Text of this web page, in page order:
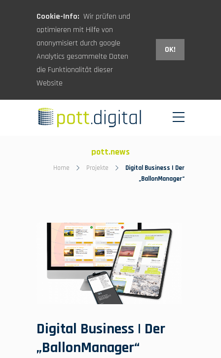
Cookie-Info: Wir prüfen und
optimieren mit Hilfe von
anonymisiert durch google
Analytics gesammelte Daten
die Funktionalität dieser
Website
OK!
pott.news
Home Projekte
Digital Business | Der
„BallonManager“
Digital Business | Der
„BallonManager“